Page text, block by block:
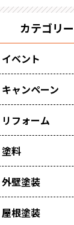
カテゴリー
イベント
キャンペーン
リフォーム
塗料
外壁塗装
屋根塗装